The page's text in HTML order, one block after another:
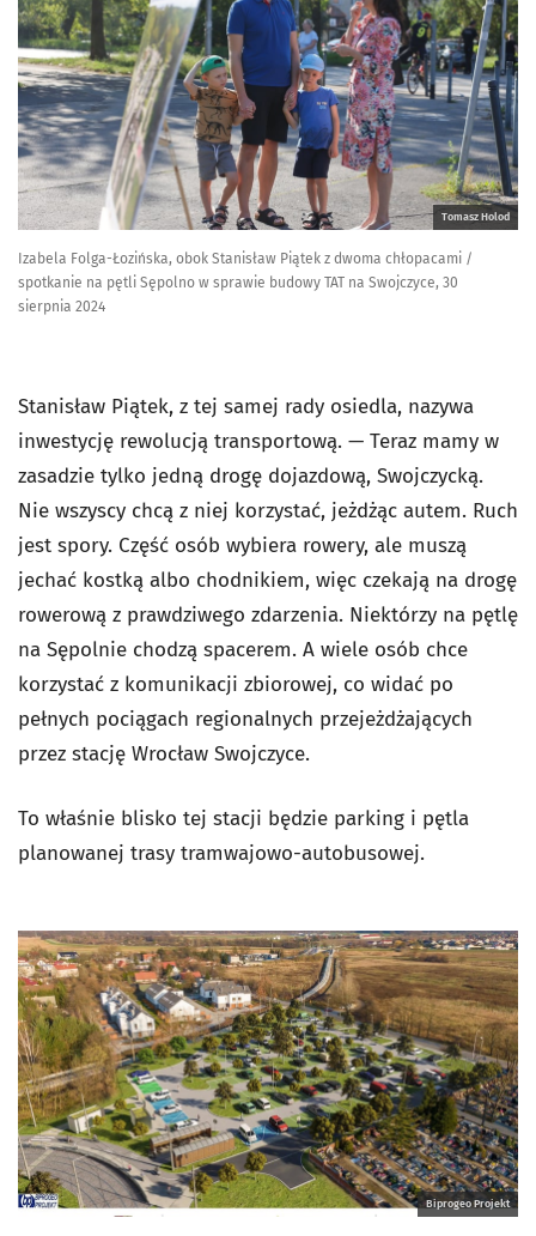
Tomasz Holod
Izabela Folga-Łozińska, obok Stanisław Piątek z dwoma chłopacami /
spotkanie na pętli Sępolno w sprawie budowy TAT na Swojczyce, 30
sierpnia 2024
Stanisław Piątek, z tej samej rady osiedla, nazywa
inwestycję rewolucją transportową. — Teraz mamy w
zasadzie tylko jedną drogę dojazdową, Swojczycką.
Nie wszyscy chcą z niej korzystać, jeżdżąc autem. Ruch
jest spory. Część osób wybiera rowery, ale muszą
jechać kostką albo chodnikiem, więc czekają na drogę
rowerową z prawdziwego zdarzenia. Niektórzy na pętlę
na Sępolnie chodzą spacerem. A wiele osób chce
korzystać z komunikacji zbiorowej, co widać po
pełnych pociągach regionalnych przejeżdżających
przez stację Wrocław Swojczyce.
To właśnie blisko tej stacji będzie parking i pętla
planowanej trasy tramwajowo-autobusowej.
Biprogeo Projekt